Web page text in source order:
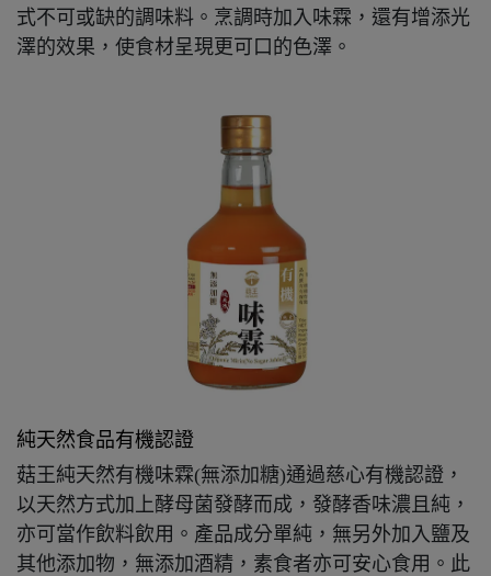
式不可或缺的調味料。烹調時加入味霖，還有增添光
澤的效果，使食材呈現更可口的色澤。
純天然食品有機認證
菇王純天然有機味霖(無添加糖)通過慈心有機認證，
以天然方式加上酵母菌發酵而成，發酵香味濃且純，
亦可當作飲料飲用。產品成分單純，無另外加入鹽及
其他添加物，無添加酒精，素食者亦可安心食用。此